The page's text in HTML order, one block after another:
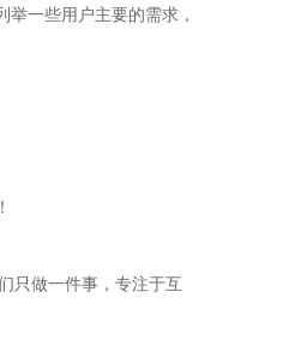
一些用户主要的需求，
只做一件事，专注于互